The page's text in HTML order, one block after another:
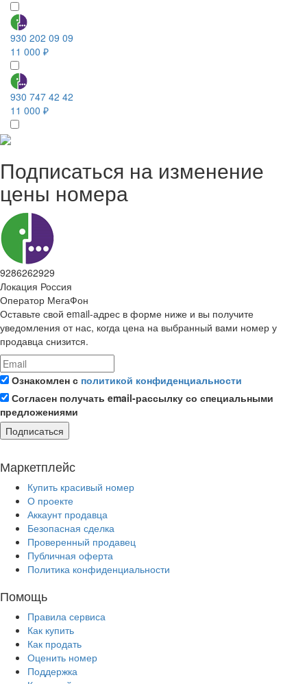
930 202 09 09
11 000 ₽
930 747 42 42
11 000 ₽
Подписаться на изменение
цены номера
9286262929
Локация Россия
Оператор МегаФон
Оставьте свой email-адрес в форме ниже и вы получите
уведомления от нас, когда цена на выбранный вами номер у
продавца снизится.
Ознакомлен с политикой конфиденциальности
Согласен получать email-рассылку со специальными
предложениями
Подписаться
Маркетплейс
Купить красивый номер
О проекте
Аккаунт продавца
Безопасная сделка
Проверенный продавец
Публичная оферта
Политика конфиденциальности
Помощь
Правила сервиса
Как купить
Как продать
Оценить номер
Поддержка